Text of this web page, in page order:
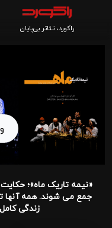
راکورد، تئاتر بی‌پایان
«نیمه تاریک ماه»؛
جمع می شوند. همه آنها
زندگی